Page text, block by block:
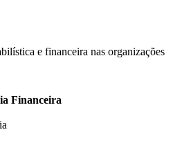
e financeira nas organizações
Financeira